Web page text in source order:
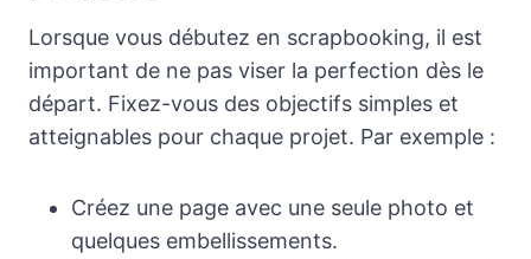
Lorsque vous débutez en scrapbooking, il est
important de ne pas viser la perfection dès le
départ. Fixez-vous des objectifs simples et
atteignables pour chaque projet. Par exemple :
Créez une page avec une seule photo et
quelques embellissements.